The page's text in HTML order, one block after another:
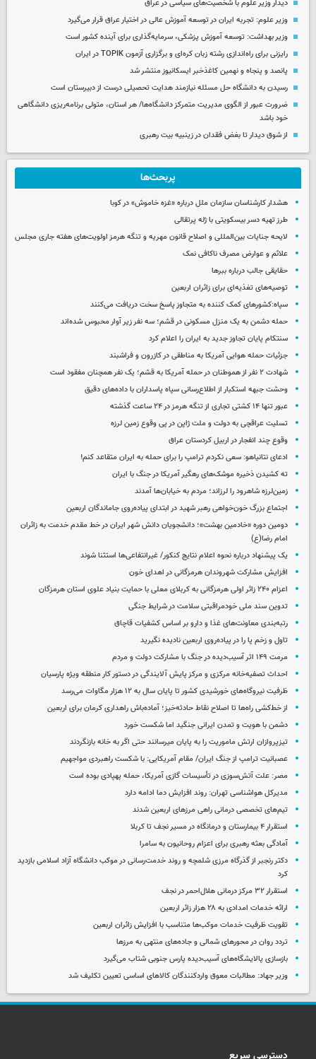
دیدار وزیر علوم با شخصیت‌های سیاسی در عراق
وزیر علوم: تجربه ایران در توسعه آموزش عالی در اختیار عراق قرار می‌گیرد
وزیر بهداشت: توسعه آموزش پزشکی، سرمایه‌گذاری برای آینده کشور است
رایزنی برای راه‌اندازی رشته زبان کره‌ای و برگزاری آزمون TOPIK در ایران
پانصد و پنجاه و نهمین کاغذخبر ایسکانیوز منتشر شد
رسیدن به دانشگاه حل مسئله نیازمند هدایت تحصیلی درست از دبیرستان است
ضرورت عبور از الگوی مدیریت متمرکز دانشگاه‌ها/ هر استان، متولی برنامه‌ریزی دانشگاهی
خود باشد
از شوق دیدار تا بغض فقدان در زینبیه بیت رهبری
پربحث‌ها
هشدار کارشناسان سازمان ملل درباره «غزه‌ خاموش» در کوبا
طرز تهیه دسر بیسکویتی با ژله پرتقالی
لایحه جنایات بین‌المللی و اصلاح قانون مهریه و تنگه هرمز اولویت‌های هفته جاری مجلس
علائم و عوارض مصرف ناکافی نمک
حقایقی جالب درباره ببرها
توصیه‌های تغذیه‌ای برای زائران اربعین
سپاه:کشورهای کمک کننده به متجاوز پاسخ سخت دریافت می‌کنند
حمله دشمن به یک منزل مسکونی در قشم؛ سه نفر زیر آوار محبوس شده‌اند
سنتکام پایان تجاوز جدید به ایران را اعلام کرد
جزئیات حمله هوایی آمریکا به مناطقی در کازرون و فراشبند
شهادت ۲ نفر از هموطنان در حمله آمریکا به قشم؛ یک نفر همچنان مفقود است
وحشت جبهه استکبار از اطلاع‌رسانی سپاه پاسداران با داده‌های دقیق
عبور تنها ۱۴ کشتی تجاری از تنگه هرمز در ۲۴ ساعت گذشته
تسلیت عراقچی به دولت و ملت ژاپن در پی وقوع زمین لرزه
وقوع چند انفجار در اربیل کردستان عراق
ادعای نتانیاهو: سعی نکردم ترامپ را برای حمله به ایران متقاعد کنم!
ته کشیدن ذخیره موشک‌های رهگیر آمریکا در جنگ با ایران
زمین‌لرزه شاهرود را لرزاند؛ مردم به خیابان‌ها آمدند
اجتماع بزرگ خون‌خواهی رهبر شهید در ابتدای پیاده‌روی جاماندگان اربعین
دومین دوره «خادمین بهشت»؛ دانشجویان دانش شهر ایران در خط مقدم خدمت به زائران
امام رضا(ع)
یک پیشنهاد درباره نحوه اعلام نتایج کنکور/ غیرانتفاعی‌ها استثنا شوند
افزایش مشارکت شهروندان هرمزگانی در اهدای خون
اعزام ۲۴۰ زائر اولی هرمزگانی به کربلای معلی با حمایت بنیاد علوی استان هرمزگان
تدوین سند ملی خودمراقبتی سلامت در شرایط جنگی
رتبه‌بندی معاونت‌های غذا و دارو بر اساس کشفیات قاچاق
تاول و زخم پا را در پیاده‌روی اربعین نادیده نگیرید
مرمت ۱۴۹ اثر آسیب‌دیده در جنگ با مشارکت دولت و مردم
احداث تصفیه‌خانه مرکزی و مرکز پایش آلایندگی در دستور کار منطقه ویژه پارسیان
ظرفیت نیروگاه‌های خورشیدی کشور تا پایان سال به ۱۲ هزار مگاوات می‌رسد
از خط‌کشی راه‌ها تا اصلاح نقاط حادثه‌خیز؛ آماده‌باش راهداری کرمان برای اربعین
دشمن با هویت و تمدن ایرانی جنگید اما شکست خورد
تیزپروازان ارتش ماموریت را به پایان میرسانند حتی اگر به خانه بازنگردند
عصبانیت ترامپ از جنگ ایران/ مقام آمریکایی: با شکست راهبردی مواجهیم
مصر: علت آتش‌سوزی در تأسیسات گازی آمریکا، حمله پهپادی بوده است
مدیرکل هواشناسی تهران: روند افزایش دما ادامه دارد
تیم‌های تخصصی درمانی راهی مرزهای اربعین شدند
استقرار ۴ بیمارستان و درمانگاه در مسیر نجف تا کربلا
آمادگی بعثه رهبری برای اعزام روحانیون به سامرا
دکتر رنجبر از گذرگاه مرزی شلمچه و روند خدمت‌رسانی در موکب دانشگاه آزاد اسلامی بازدید
کرد
استقرار ۳۲ مرکز درمانی هلال‌احمر در نجف
ارائه خدمات امدادی به ۲۸ هزار زائر اربعین
تقویت ظرفیت خدمات موکب‌ها متناسب با افزایش زائران اربعین
تردد روان در محورهای شمالی و جاده‌های منتهی به مرزها
بازسازی پالایشگاه‌های آسیب‌دیده پارس جنوبی شتاب می‌گیرد
وزیر جهاد: مطالبات معوق واردکنندگان کالاهای اساسی تعیین تکلیف شد
دسترسی سریع